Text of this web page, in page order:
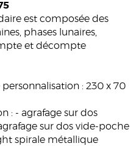
est composée des
phases lunaires,
et décompte
: 230 x 70
: - agrafage sur dos
sur dos vide-poche
spirale métallique